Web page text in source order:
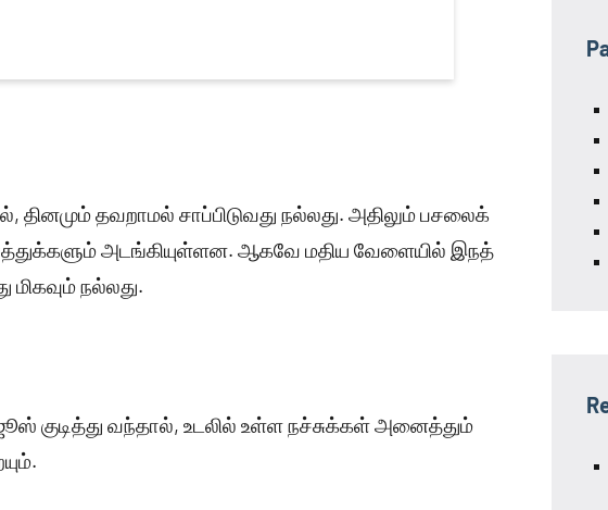
தினமும் தவறாமல் சாப்பிடுவது நல்லது. அதிலும் பசலைக்
அடங்கியுள்ளன. ஆகவே மதிய வேளையில் இநத்
நல்லது.
குடித்து வந்தால், உடலில் உள்ள நச்சுக்கள் அனைத்தும்